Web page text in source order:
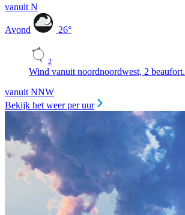
vanuit N
Avond 26°
2
Wind vanuit noordnoordwest, 2 beaufort.
vanuit NNW
Bekijk het weer per uur